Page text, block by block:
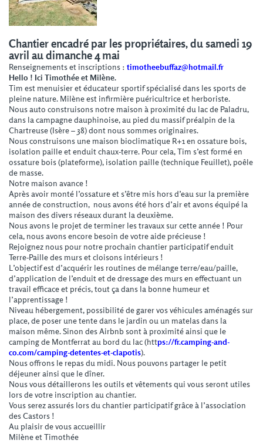
Chantier encadré par les propriétaires, du samedi 19
avril au dimanche 4 mai
Renseignements et inscriptions : timotheebuffaz@hotmail.fr
Hello ! Ici Timothée et Milène.
Tim est menuisier et éducateur sportif spécialisé dans les sports de
pleine nature. Milène est infirmière puéricultrice et herboriste.
Nous auto construisons notre maison à proximité du lac de Paladru,
dans la campagne dauphinoise, au pied du massif préalpin de la
Chartreuse (Isère – 38) dont nous sommes originaires.
Nous construisons une maison bioclimatique R+1 en ossature bois,
isolation paille et enduit chaux-terre. Pour cela, Tim s’est formé en
ossature bois (plateforme), isolation paille (technique Feuillet), poêle
de masse.
Notre maison avance !
Après avoir monté l’ossature et s’être mis hors d’eau sur la première
année de construction, nous avons été hors d’air et avons équipé la
maison des divers réseaux durant la deuxième.
Nous avons le projet de terminer les travaux sur cette année ! Pour
cela, nous avons encore besoin de votre aide précieuse !
Rejoignez nous pour notre prochain chantier participatif enduit
Terre-Paille des murs et cloisons intérieurs !
L’objectif est d’acquérir les routines de mélange terre/eau/paille,
d’application de l’enduit et de dressage des murs en effectuant un
travail efficace et précis, tout ça dans la bonne humeur et
l’apprentissage !
Niveau hébergement, possibilité de garer vos véhicules aménagés sur
place, de poser une tente dans le jardin ou un matelas dans la
maison même. Sinon des Airbnb sont à proximité ainsi que le
camping de Montferrat au bord du lac (https://fr.camping-and-
co.com/camping-detentes-et-clapotis).
Nous offrons le repas du midi. Nous pouvons partager le petit
déjeuner ainsi que le dîner.
Nous vous détaillerons les outils et vêtements qui vous seront utiles
lors de votre inscription au chantier.
Vous serez assurés lors du chantier participatif grâce à l’association
des Castors !
Au plaisir de vous accueillir
Milène et Timothée